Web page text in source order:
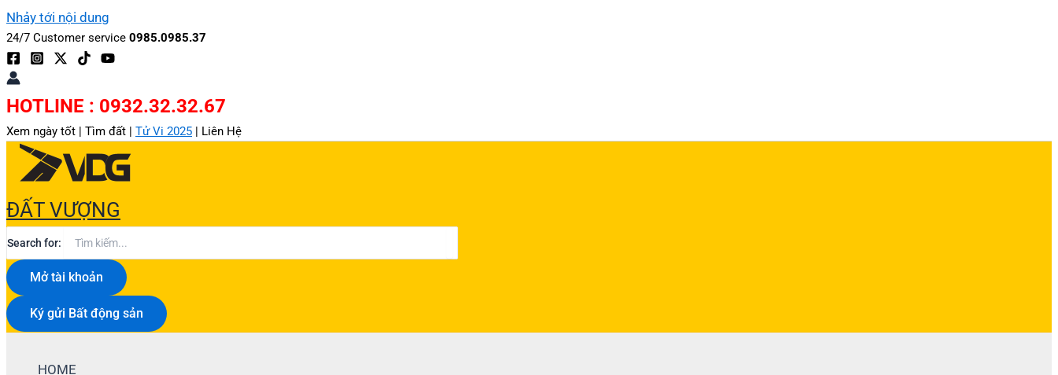
Nhảy tới nội dung
24/7 Customer service 0985.0985.37
HOTLINE : 0932.32.32.67
Xem ngày tốt | Tìm đất | Tử Vi 2025 | Liên Hệ
ĐẤT VƯỢNG
Search for:
Mở tài khoản
Ký gửi Bất động sản
HOME